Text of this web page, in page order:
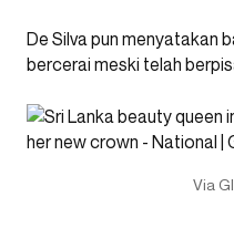
De Silva pun menyatakan
bercerai meski telah
Via